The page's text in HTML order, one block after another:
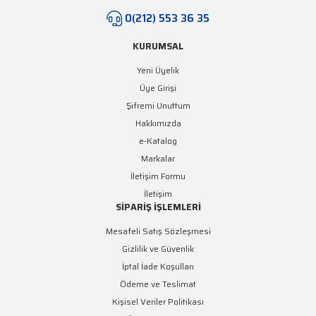
0(212) 553 36 35
KURUMSAL
Yeni Üyelik
Üye Girişi
Şifremi Unuttum
Hakkımızda
e-Katalog
Markalar
İletişim Formu
İletişim
SİPARİŞ İŞLEMLERİ
Mesafeli Satış Sözleşmesi
Gizlilik ve Güvenlik
İptal İade Koşulları
Ödeme ve Teslimat
Kişisel Veriler Politikası